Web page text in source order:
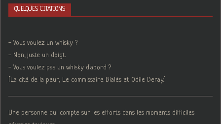
QUELQUES CITATIONS
- Vous voulez un whisky ?
- Non, juste un doigt.
- Vous voulez pas un whisky d'abord ?
[La cité de la peur, Le commissaire Bialès et Odile Deray.]
Une personne qui compte sur les efforts dans les moments difficiles